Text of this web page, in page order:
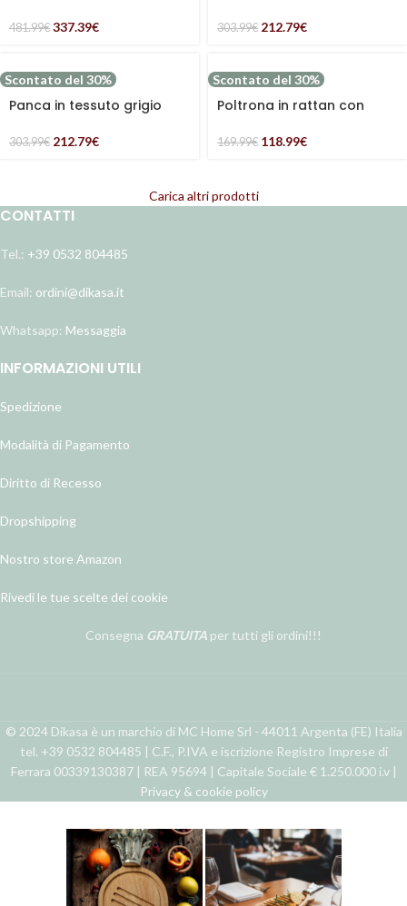
481.99€ 337.39€ 303.99€ 212.79€
Scontato del 30%
Panca in tessuto grigio
303.99€ 212.79€
Scontato del 30%
Poltrona in rattan con
169.99€ 118.99€
Carica altri prodotti
CONTATTI
Tel.: +39 0532 804485
Email: ordini@dikasa.it
Whatsapp: Messaggia
INFORMAZIONI UTILI
Spedizione
Modalità di Pagamento
Diritto di Recesso
Dropshipping
Nostro store Amazon
Rivedi le tue scelte dei cookie
Consegna GRATUITA per tutti gli ordini!!!
© 2024 Dikasa è un marchio di MC Home Srl - 44011 Argenta (FE) Italia
tel. +39 0532 804485 | C.F., P.IVA e iscrizione Registro Imprese di
Ferrara 00339130387 | REA 95694 | Capitale Sociale € 1.250.000 i.v |
Privacy & cookie policy